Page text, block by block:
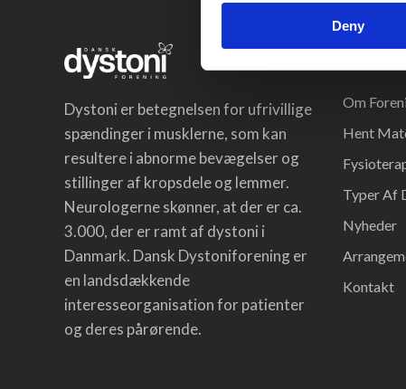
Deny
Dystoni er betegnelsen for ufrivillige
spændinger i musklerne, som kan
resultere i abnorme bevægelser og
stillinger af kropsdele og lemmer.
Neurologerne skønner, at der er ca.
3.000, der er ramt af dystoni i
Danmark. Dansk Dystoniforening er
en landsdækkende
interesseorganisation for patienter
og deres pårørende.
Menu
Om
Hent
Typer Af
Nyheder
Kontakt